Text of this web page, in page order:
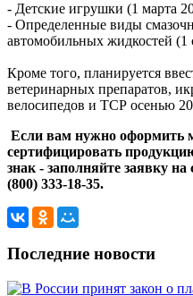
- Детские игрушки (1 марта
- Определенные виды
автомобильных жидкостей (1
Кроме того, планируется
ветеринарных препаратов,
велосипедов и ТСР осенью
Если вам нужно оформить
сертифицировать
знак - заполняйте заявку
(800) 333-18-35.
Последние новости